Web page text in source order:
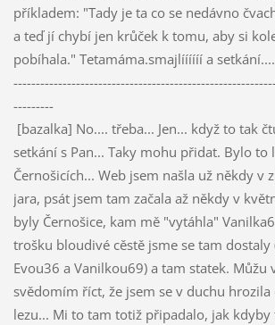
příkladem: "Tady je ta co se nedávno
a teď jí chybí jen krůček k tomu, aby si
pobíhala." Tetamáma.smajlíííííí a setkání....
---------
[bazalka] No.... třeba... Jen... když to tak
setkání s Pan... Taky mohu přidat. Bylo to
Černošicích... Web jsem našla už někdy v
jara, psát jsem tam začala až někdy v
byly Černošice, kam mě "vytáhla"
trošku bloudivé cěstě jsme se tam dostaly
Evou36 a Vanilkou69) a tam statek. Můžu
svědomím říct, že jsem se v duchu hrozila
lezu... Mi to tam totiž připadalo, jak